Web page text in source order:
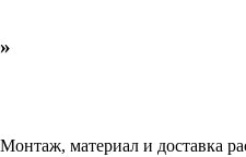
материал и доставка